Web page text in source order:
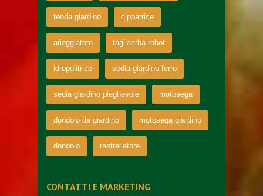
tenda giardino cippatrice
arieggiatore tagliaerba robot
idropulitrice sedia giardino ferro
sedia giardino pieghevole motosega
dondolo da giardino motosega giardino
dondolo rastrellatore
CONTATTI E MARKETING